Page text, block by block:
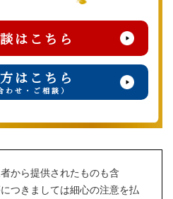
はこちら
はこちら
わせ・ご相談）
から提供されたものも含
つきましては細心の注意を払